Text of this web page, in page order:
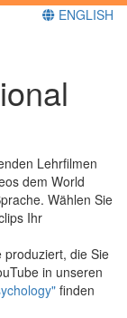
ENGLISH
Lehrfilmen
dem World
Wählen Sie
Ihr
die Sie
in unseren
finden